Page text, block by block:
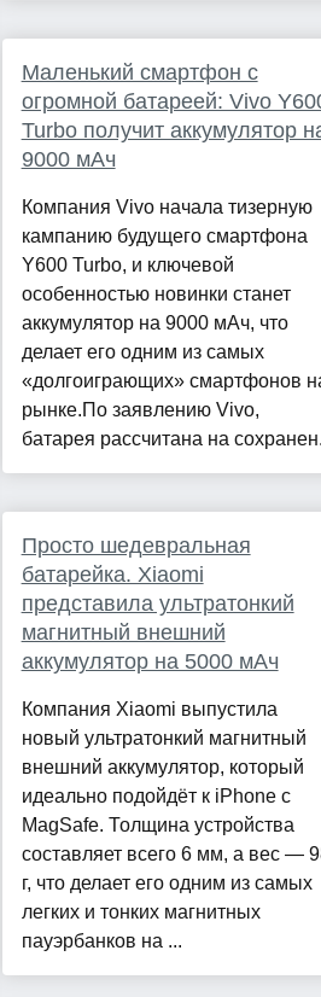
Маленький смартфон с
огромной батареей: Vivo
Turbo получит аккумулятор
9000 мАч
Компания Vivo начала тизерную
кампанию будущего смартфона
Y600 Turbo, и ключевой
особенностью новинки станет
аккумулятор на 9000 мАч, что
делает его одним из самых
«долгоиграющих» смартфонов
рынке.По заявлению Vivo,
батарея рассчитана на
Просто шедевральная
батарейка. Xiaomi
представила ультратонкий
магнитный внешний
аккумулятор на 5000 мАч
Компания Xiaomi выпустила
новый ультратонкий магнитный
внешний аккумулятор, который
идеально подойдёт к iPhone с
MagSafe. Толщина устройства
составляет всего 6 мм, а вес —
г, что делает его одним из самых
легких и тонких магнитных
пауэрбанков на ...